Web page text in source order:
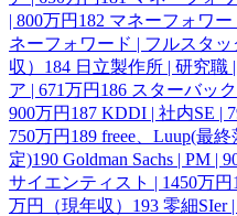
| 800万円 182 マネーフォワー
ネーフォワード | フルスタ
収） 184 日立製作所 | 研究職
ア | 671万円 186 スターバッ
900万円 187 KDDI | 社内SE |
750万円 189 freee、Luup(最
定)190 Goldman Sachs | PM |
サイエンティスト | 1450万円
万円（現年収） 193 零細SIer